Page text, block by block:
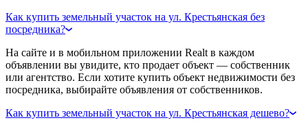
Как купить земельный участок на ул. Крестьянская без
посредника?
На сайте и в мобильном приложении Realt в каждом
объявлении вы увидите, кто продает объект — собственник
или агентство. Если хотите купить объект недвижимости без
посредника, выбирайте объявления от собственников.
Как купить земельный участок на ул. Крестьянская дешево?